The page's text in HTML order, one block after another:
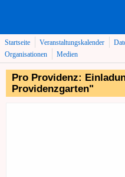
Startseite Veranstaltungskalender
Organisationen
Medien
Pro Providenz:
Providenzgarten"